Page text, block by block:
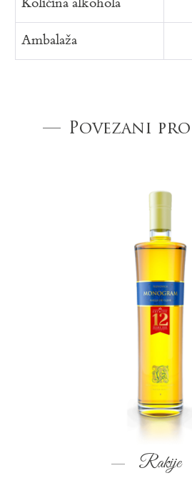
Količina alkohola
Ambalaža
Povezani
Rakije